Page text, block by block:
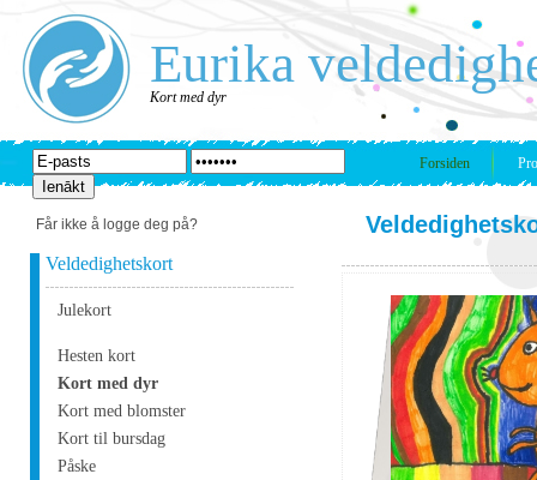
Eurika
Kort med dyr
Forsiden
Får ikke å logge deg på?
Veldedighetskort
Julekort
Hesten kort
Kort med dyr
Kort med blomster
Kort til bursdag
Påske